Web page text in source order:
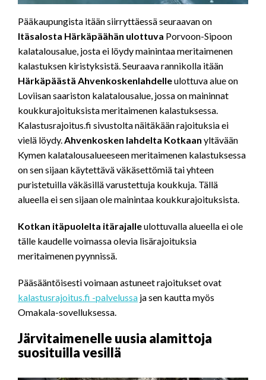
Pääkaupungista itään siirryttäessä seuraavan on
Itäsalosta Härkäpäähän ulottuva Porvoon-Sipoon
kalatalousalue, josta ei löydy mainintaa meritaimenen
kalastuksen kiristyksistä. Seuraava rannikolla itään
Härkäpäästä Ahvenkoskenlahdelleulottuva alue on
Loviisan saariston kalatalousalue, jossa on maininnat
koukkurajoituksista meritaimenen kalastuksessa.
Kalastusrajoitus.fi sivustolta näitäkään rajoituksia ei
vielä löydy.Ahvenkosken lahdelta Kotkaan yltävään
Kymen kalatalousalueeseen meritaimenen kalastuksessa
on sen sijaan käytettävä väkäsettömiä tai yhteen
puristetuilla väkäsillä varustettuja koukkuja. Tällä
alueella ei sen sijaan ole mainintaa koukkurajoituksista.
Kotkan itäpuolelta itärajalleulottuvalla alueella ei ole
tälle kaudelle voimassa olevia lisärajoituksia
meritaimenen pyynnissä.
Pääsääntöisesti voimaan astuneet rajoitukset ovat
kalastusrajoitus.fi -palvelussa ja sen kautta myös
Omakala-sovelluksessa.
Järvitaimenelle uusia alamittoja
suosituilla vesillä